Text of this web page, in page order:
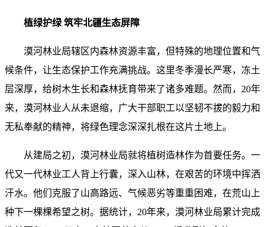
植绿护绿 筑牢北疆生态屏障
漠河林业局辖区内森林资源丰富，但特殊的地理位置和气
候条件，让生态保护工作充满挑战。这里冬季漫长严寒，冻土
层深厚，给树木生长和森林抚育带来了诸多难题。然而，20年
来，漠河林业人从未退缩，广大干部职工以坚韧不拔的毅力和
无私奉献的精神，将绿色理念深深扎根在这片土地上。
从建局之初，漠河林业局就将植树造林作为首要任务。一
代又一代林业工人背上行囊，深入山林，在艰苦的环境中挥洒
汗水。他们克服了山高路远、气候恶劣等重重困难，在荒山上
种下一棵棵希望之树。据统计，20年来，漠河林业局累计完成